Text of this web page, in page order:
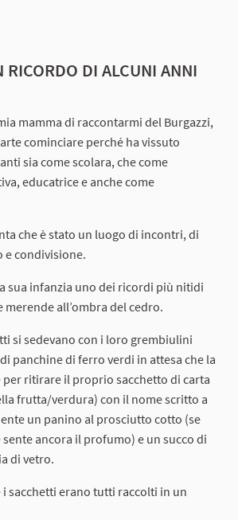
RICORDO DI ALCUNI ANNI
mamma di raccontarmi del Burgazzi,
cominciare perché ha vissuto
sia come scolara, che come
educatrice e anche come
che è stato un luogo di incontri, di
e condivisione.
sua infanzia uno dei ricordi più nitidi
merende all’ombra del cedro.
si sedevano con i loro grembiulini
panchine di ferro verdi in attesa che la
per ritirare il proprio sacchetto di carta
frutta/verdura) con il nome scritto a
un panino al prosciutto cotto (se
ancora il profumo) e un succo di
di vetro.
sacchetti erano tutti raccolti in un